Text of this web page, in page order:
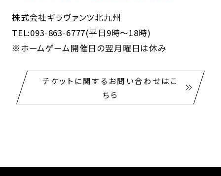
株式会社ギラヴァンツ北九州
TEL:093-863-6777(平日9時～18時)
※ホームゲーム開催日の翌月曜日は休み
チケットに関するお問い合わせはこ
ちら